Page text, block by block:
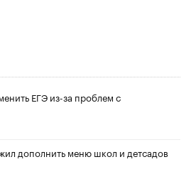
ЕГЭ из-за проблем с
дополнить меню школ и детсадов